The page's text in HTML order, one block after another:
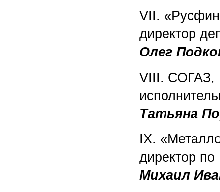
VII.
директор
Олег
VIII. СОГАЗ,
Татьяна
IX.
директор
Михаил